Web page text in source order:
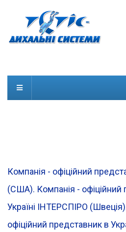
Компанія - офіційний
(CША). Компанія - офіційний
Україні ІНТЕРСПІРО
офіційний представник в